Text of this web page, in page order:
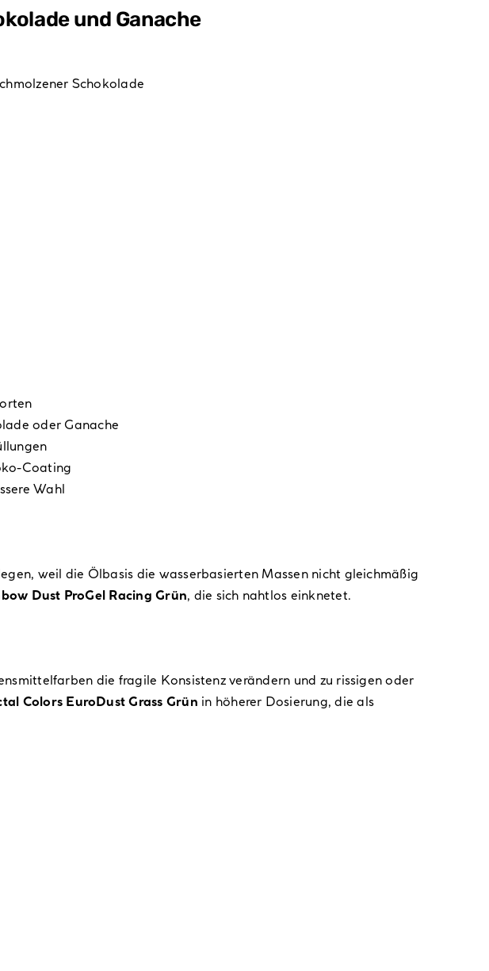
und Ganache
Schokolade
oder Ganache
Coating
Wahl
weil die Ölbasis die wasserbasierten Massen nicht gleichmäßig
Dust ProGel Racing Grün, die sich nahtlos einknetet.
die fragile Konsistenz verändern und zu rissigen oder
Colors EuroDust Grass Grün in höherer Dosierung, die als